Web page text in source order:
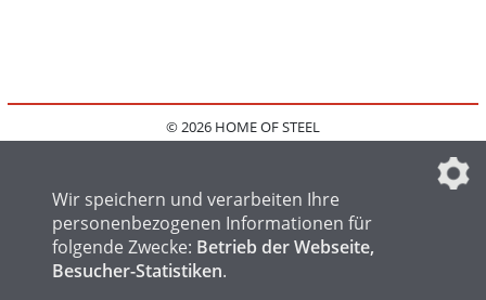
© 2026 HOME OF STEEL
IMPRESSUM
FAQ
DATENSCHUTZEINSTELLUNGEN
Wir speichern und verarbeiten Ihre
personenbezogenen Informationen für
folgende Zwecke: Betrieb der Webseite,
Besucher-Statistiken.